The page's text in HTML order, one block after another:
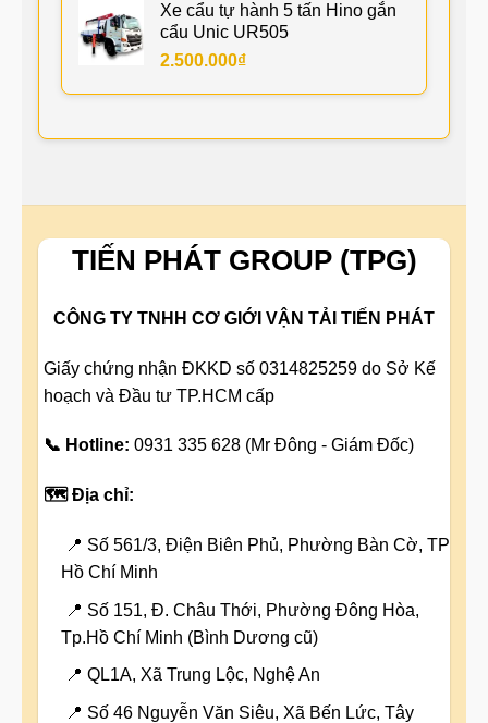
Xe cẩu tự hành 5 tấn Hino gắn
cẩu Unic UR505
2.500.000₫
TIẾN PHÁT GROUP (TPG)
CÔNG TY TNHH CƠ GIỚI VẬN TẢI TIẾN PHÁT
Giấy chứng nhận ĐKKD số 0314825259 do Sở Kế
hoạch và Đầu tư TP.HCM cấp
📞 Hotline: 0931 335 628 (Mr Đông - Giám Đốc)
🗺️ Địa chỉ:
📍 Số 561/3, Điện Biên Phủ, Phường Bàn Cờ, TP
Hồ Chí Minh
📍 Số 151, Đ. Châu Thới, Phường Đông Hòa,
Tp.Hồ Chí Minh (Bình Dương cũ)
📍 QL1A, Xã Trung Lộc, Nghệ An
📍 Số 46 Nguyễn Văn Siêu, Xã Bến Lức, Tây